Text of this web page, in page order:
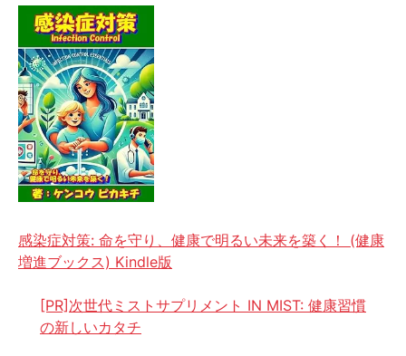
感染症対策: 命を守り、健康で明るい未来を築く！ (健康
増進ブックス) Kindle版
[PR]次世代ミストサプリメント IN MIST: 健康習慣
の新しいカタチ